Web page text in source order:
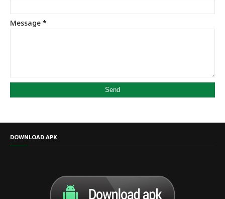
Message *
DOWNLOAD APK